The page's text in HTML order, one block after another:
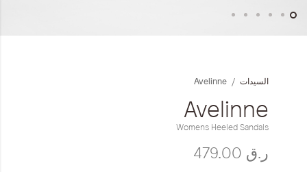
إصدار السفر و الرحلات
السيدات Avelinne
Avelinne
Womens Heeled Sandals
ر.ق‏ 479.00